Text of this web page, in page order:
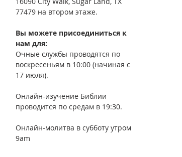
77479 на втором этаже.
Вы можете присоединиться к
нам для:
Очные службы проводятся по
воскресеньям в 10:00 (начиная с
17 июля).
Онлайн-изучение Библии
проводится по средам в 19:30.
Онлайн-молитва в субботу утром
9am